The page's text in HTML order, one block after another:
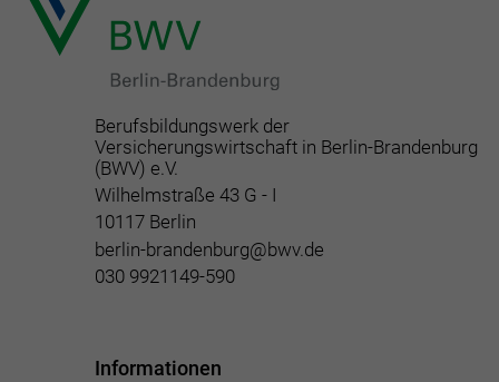
Berufsbildungswerk der
Versicherungswirtschaft in Berlin-Brandenburg
(BWV) e.V.
Wilhelmstraße 43 G - I
10117 Berlin
berlin-brandenburg@bwv.de
030 9921149-590
Informationen